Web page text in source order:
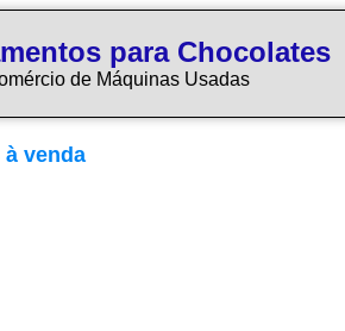
para Chocolates
de Máquinas Usadas
venda